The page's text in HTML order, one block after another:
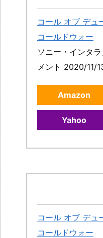
コール オブ デュ
コールドウォー
ソニー・インタ
メント 2020/11/
Amazon
Yahoo
コール オブ デュ
コールドウォー